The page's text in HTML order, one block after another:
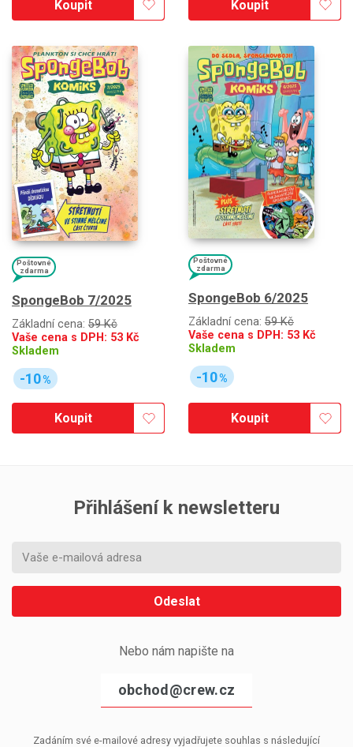
Koupit Koupit
Poštovné
zdarma
SpongeBob 7/2025
Základní cena: 59 Kč
Vaše cena s DPH: 53 Kč
Skladem
-10%
Koupit
Poštovné
zdarma
SpongeBob 6/2025
Základní cena: 59 Kč
Vaše cena s DPH: 53 Kč
Skladem
-10%
Koupit
Přihlášení k newsletteru
Odeslat
Nebo nám napište na
obchod@crew.cz
Zadáním své e-mailové adresy vyjadřujete souhlas s následující